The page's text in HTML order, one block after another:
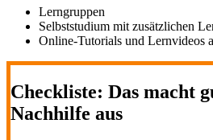
Lerngruppen
Selbststudium mit zusätzlichen
Online-Tutorials und Lernvideos
Checkliste: Das macht
Nachhilfe aus